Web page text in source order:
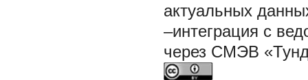
актуальных
–интеграция с
через СМЭВ